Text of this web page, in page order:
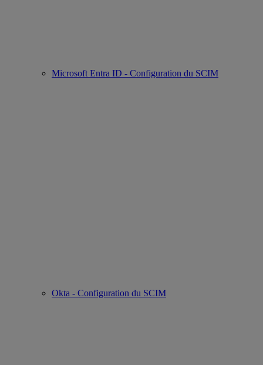
Microsoft Entra ID - Configuration du SCIM
Okta - Configuration du SCIM